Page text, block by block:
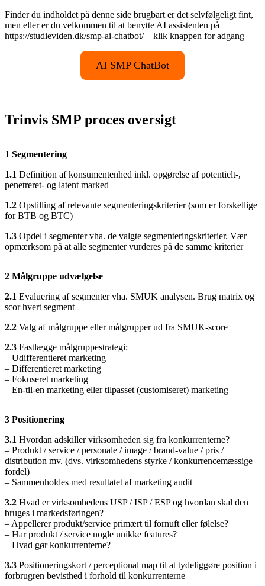
Finder du indholdet på denne side brugbart er det selvfølgeligt fint,
men eller er du velkommen til at benytte AI assistenten på
https://studieviden.dk/smp-ai-chatbot/– klik knappen for adgang
AI SMP ChatBot
Trinvis SMP proces oversigt
1 Segmentering
1.1 Definition af konsumentenhed inkl. opgørelse af potentielt-,
penetreret- og latent marked
1.2 Opstilling af relevante segmenteringskriterier (som er forskellige
for BTB og BTC)
1.3 Opdel i segmenter vha. de valgte segmenteringskriterier. Vær
opmærksom på at alle segmenter vurderes på de samme kriterier
2 Målgruppe udvælgelse
2.1 Evaluering af segmenter vha. SMUK analysen. Brug matrix og
scor hvert segment
2.2 Valg af målgruppe eller målgrupper ud fra SMUK-score
2.3 Fastlægge målgruppestrategi:
– Udifferentieret marketing
– Differentieret marketing
– Fokuseret marketing
– En-til-en marketing eller tilpasset (customiseret) marketing
3 Positionering
3.1 Hvordan adskiller virksomheden sig fra konkurrenterne?
– Produkt / service / personale / image / brand-value / pris /
distribution mv. (dvs. virksomhedens styrke / konkurrencemæssige
fordel)
– Sammenholdes med resultatet af marketing audit
3.2 Hvad er virksomhedens USP / ISP / ESP og hvordan skal den
bruges i markedsføringen?
– Appellerer produkt/service primært til fornuft eller følelse?
– Har produkt / service nogle unikke features?
– Hvad gør konkurrenterne?
3.3 Positioneringskort / perceptional map til at tydeliggøre position i
forbrugren bevisthed i forhold til konkurrenterne